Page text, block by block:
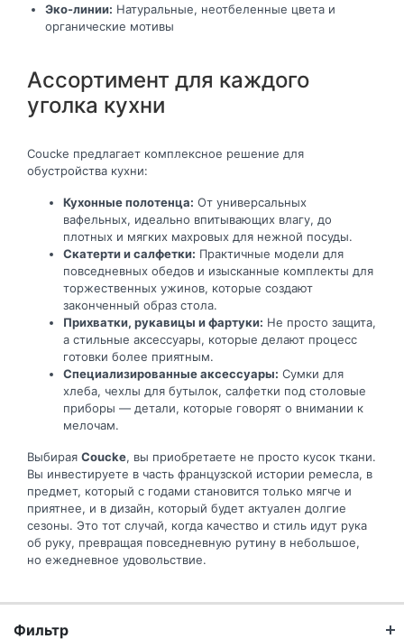
Эко-линии: Натуральные, неотбеленные цвета и
органические мотивы
Ассортимент для каждого
уголка кухни
Coucke предлагает комплексное решение для
обустройства кухни:
Кухонные полотенца: От универсальных
вафельных, идеально впитывающих влагу, до
плотных и мягких махровых для нежной посуды.
Скатерти и салфетки: Практичные модели для
повседневных обедов и изысканные комплекты для
торжественных ужинов, которые создают
законченный образ стола.
Прихватки, рукавицы и фартуки: Не просто защита,
а стильные аксессуары, которые делают процесс
готовки более приятным.
Специализированные аксессуары: Сумки для
хлеба, чехлы для бутылок, салфетки под столовые
приборы — детали, которые говорят о внимании к
мелочам.
Выбирая Coucke, вы приобретаете не просто кусок ткани.
Вы инвестируете в часть французской истории ремесла, в
предмет, который с годами становится только мягче и
приятнее, и в дизайн, который будет актуален долгие
сезоны. Это тот случай, когда качество и стиль идут рука
об руку, превращая повседневную рутину в небольшое,
но ежедневное удовольствие.
Фильтр